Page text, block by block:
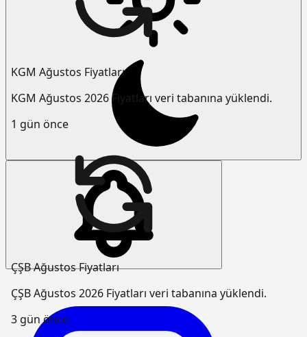
KGM Ağustos Fiyatları
KGM Ağustos 2026 Fiyatları veri tabanına yüklendi.
1 gün önce
ÇŞB Ağustos Fiyatları
ÇŞB Ağustos 2026 Fiyatları veri tabanına yüklendi.
3 gün önce